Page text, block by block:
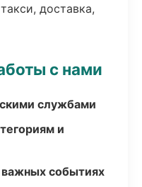
доставка,
с нами
службами
и
событиях